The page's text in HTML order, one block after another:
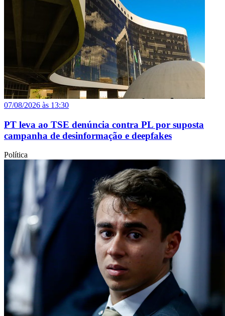
07/08/2026 às 13:30
PT leva ao TSE denúncia contra PL por suposta
campanha de desinformação e deepfakes
Política